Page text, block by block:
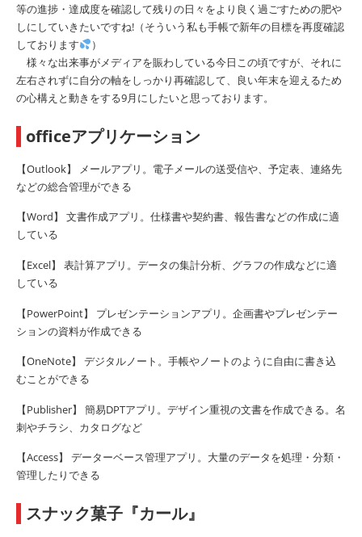
等の進捗・達成度を確認して残りの日々をより良く過ごすための肥や
しにしていきたいですね!（そういう私も手帳で新年の目標を再度確認
しております
）
様々な出来事がメディアを賑わしている今日この頃ですが、それに
左右されずに自分の軸をしっかり再確認して、良い年末を迎えるため
の心構えと動きをする9月にしたいと思っております。
officeアプリケーション
【Outlook】 メールアプリ。電子メールの送受信や、予定表、連絡先
などの総合管理ができる
【Word】 文書作成アプリ。仕様書や契約書、報告書などの作成に適
している
【Excel】 表計算アプリ。データの集計分析、グラフの作成などに適
している
【PowerPoint】 プレゼンテーションアプリ。企画書やプレゼンテー
ションの資料が作成できる
【OneNote】 デジタルノート。手帳やノートのように自由に書き込
むことができる
【Publisher】 簡易DPTアプリ。デザイン重視の文書を作成できる。名
刺やチラシ、カタログなど
【Access】 データーベース管理アプリ。大量のデータを処理・分類・
管理したりできる
スナック菓子『カール』